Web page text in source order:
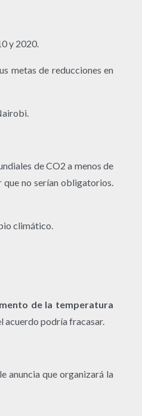
y 2020.
metas de reducciones en
de CO2 a menos de
no serían obligatorios.
climático.
de la temperatura
acuerdo podría fracasar.
anuncia que organizará la